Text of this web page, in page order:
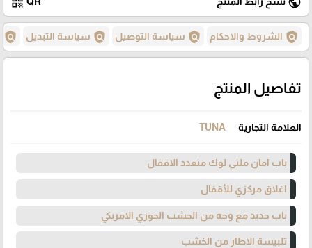
policy الشروط والاحكام policy سياسة التوصيل policy سياسة التبديل policy
تفاصيل المنتج
العلامة التجارية TUNA
باب امان ملتي لوك متعدد الاقفال
اغلاق مركزي للأقفال
باب حديد مع وجه من الخشب الجوزي الامريكي
تلبيسة الاطار من الخشب